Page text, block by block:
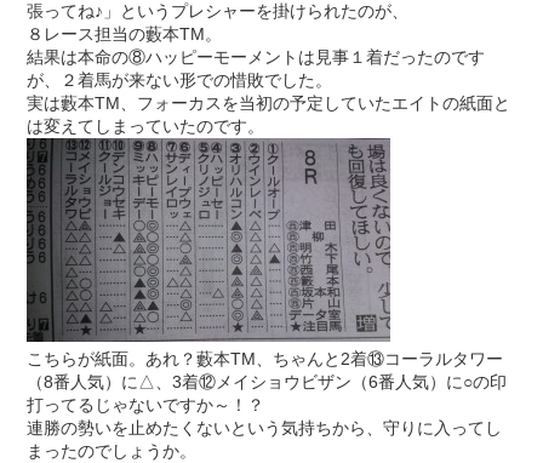
張ってね♪」というプレシャーを掛けられたのが、
８レース担当の藪本TM。
結果は本命の⑧ハッピーモーメントは見事１着だったのです
が、２着馬が来ない形での惜敗でした。
実は藪本TM、フォーカスを当初の予定していたエイトの紙面と
は変えてしまっていたのです。
こちらが紙面。あれ？藪本TM、ちゃんと2着⑬コーラルタワー
（8番人気）に△、3着⑫メイショウビザン（6番人気）に○の印
打ってるじゃないですか～！？
連勝の勢いを止めたくないという気持ちから、守りに入ってし
まったのでしょうか。